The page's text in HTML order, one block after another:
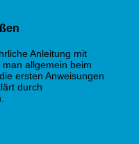
Anleitung mit
allgemein beim
ersten Anweisungen
durch